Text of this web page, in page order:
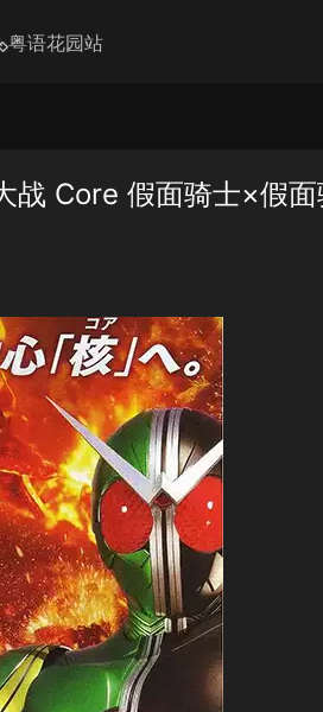
粤语花园站
战 Core 假面骑士×假面